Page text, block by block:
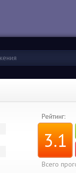
Рейтинг:
3.1
Всего